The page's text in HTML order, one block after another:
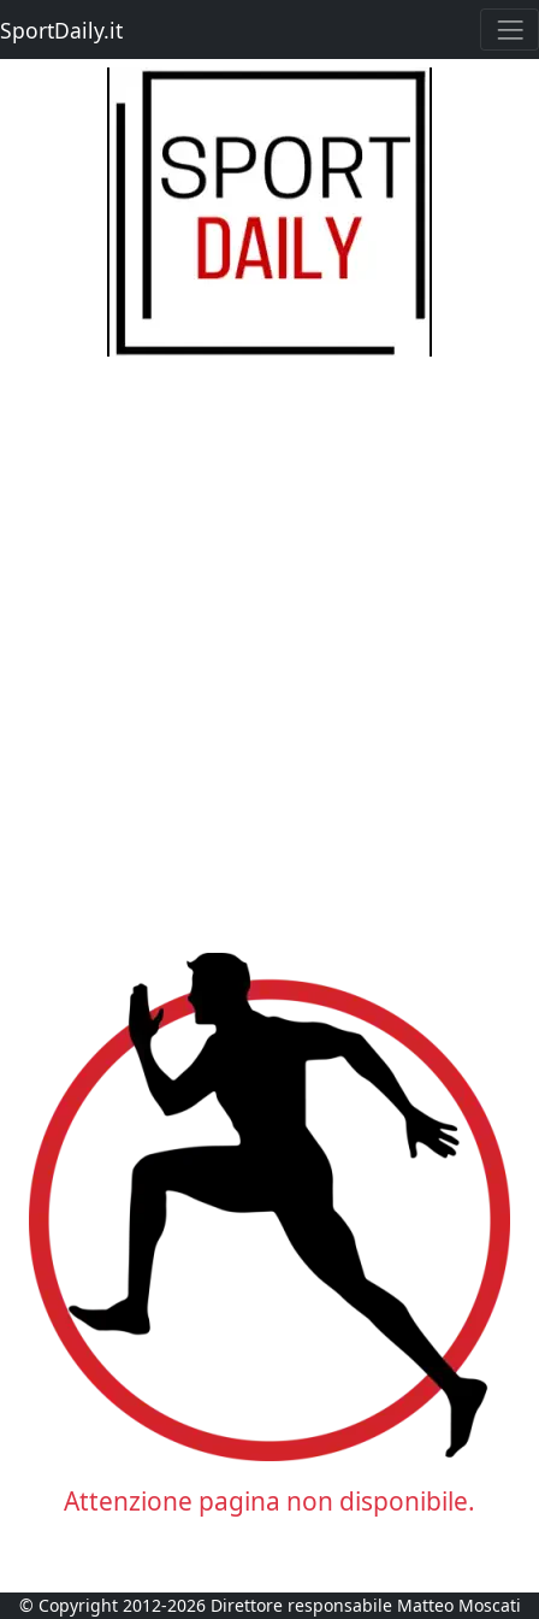
SportDaily.it
Attenzione pagina non disponibile.
© Copyright 2012-2026 Direttore responsabile Matteo Moscati